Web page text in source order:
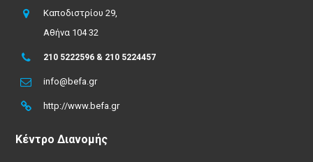
Καποδιστρίου 29,
Αθήνα 104 32
210 5222596 & 210 5224457
info@befa.gr
http://www.befa.gr
Κέντρο Διανομής